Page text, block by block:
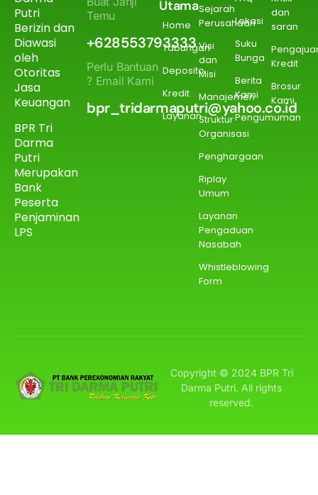
Putri
Berizin dan
Diawasi
oleh
Otoritas
Jasa
Keuangan
BPR Tri
Darma
Putri
Merupakan
Bank
Peserta
Penjaminan
LPS
Temu
+628553793333
Perlu Bantuan
? Email Kami
bpr_tridarmaputri@yahoo.co.id
Utama
Home
Tabungan
Deposito
Kredit
Layanan
Sejarah
Perusahaan
Visi
dan
Misi
Manajemen
Struktur
Organisasi
Penghargaan
Riplay
Umum
Layanan
Pengaduan
Nasabah
Whistleblowing
Form
Lokasi
Suku
Bunga
Berita
Kami
Pengumuman
dan
saran
Kredit
Brosur
Kami
Copyright © 2024 BPR Tri
Darma Putri. All rights
reserved.